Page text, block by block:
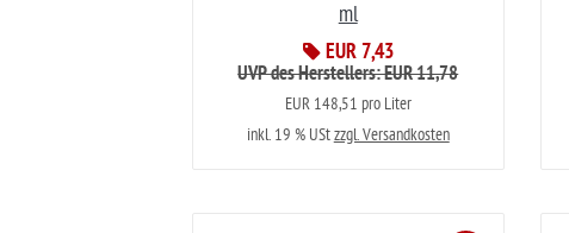
ml
EUR 7,43
UVP des Herstellers: EUR 11,78
EUR 148,51 pro Liter
inkl. 19 % UStzzgl. Versandkosten